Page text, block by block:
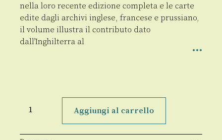
nella loro recente edizione completa e le carte
edite dagli archivi inglese, francese e prussiano,
il volume illustra il contributo dato
dall’Inghilterra al
marzo
Aggiungi al carrello